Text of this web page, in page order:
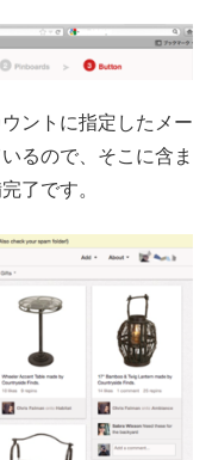
ントに指定したメー
るので、そこに含ま
了です。